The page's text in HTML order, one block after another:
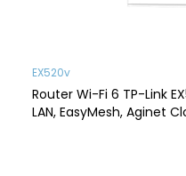
EX520v
Router Wi-Fi 6 TP-Link
LAN, EasyMesh, Aginet